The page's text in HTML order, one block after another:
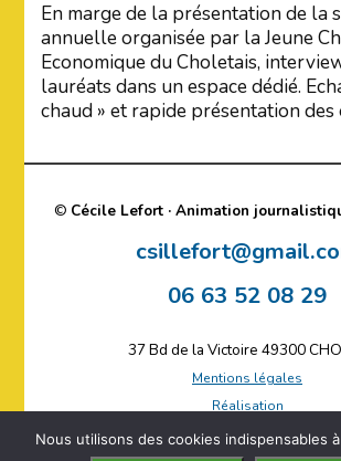
En marge de la présentation de la
annuelle organisée par la Jeune
Economique du Choletais,
lauréats dans un espace dédié.
chaud » et rapide présentation des
© Cécile Lefort · Animation
06 63 52 08 29
37 Bd de la Victoire 49300
Mentions légales
Réalisation
Plan du site
Nous utilisons des cookies indispensables